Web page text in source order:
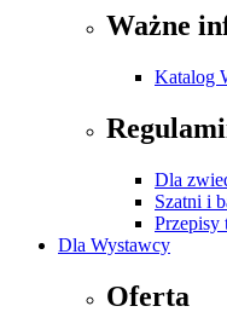
Ważne
Katalog
Dla
Szatni i
Przepisy
Dla Wystawcy
Oferta